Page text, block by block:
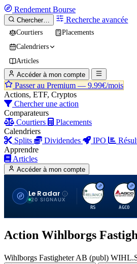
Rendement Bourse
Chercher… Recherche avancée
Courtiers
Placements
Calendriers
Articles
Accéder à mon compte
Passer au Premium — 9.99€/mois
Actions, ETF, Cryptos
Chercher une action
Comparateurs
Courtiers
Placements
Calendriers
Splits
Dividendes IPO
Apprendre
Articles
Accéder à mon compte
Le Radar
20 SIGNAUX
R
RS
A
AGCO
Action Wihlborgs
Wihlborgs Fastigheter AB (publ)